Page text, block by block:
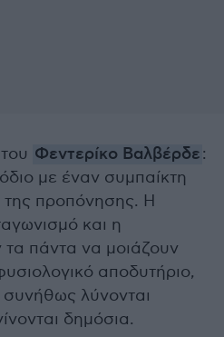
Φεντερίκο Βαλβέρδε:
με έναν συμπαίκτη
της προπόνησης. Η
και η
πάντα να μοιάζουν
αποδυτήριο,
λύνονται
δημόσια.